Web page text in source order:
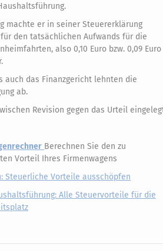
machte er in seiner Steuererklärung
den tatsächlichen Aufwands für die
also 0,10 Euro bzw. 0,09 Euro
auch das Finanzgericht lehnten die
ab.
Revision gegen das Urteil
Berechnen Sie den zu
Vorteil Ihres Firmenwagens
Steuerliche Vorteile ausschöpfen
Alle Steuervorteile für die